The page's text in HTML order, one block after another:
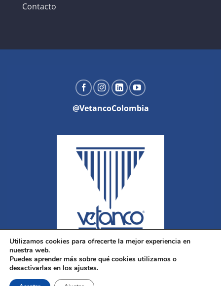
Contacto
@VetancoColombia
Utilizamos cookies para ofrecerte la mejor experiencia en
nuestra web.
Puedes aprender más sobre qué cookies utilizamos o
desactivarlas en los ajustes.